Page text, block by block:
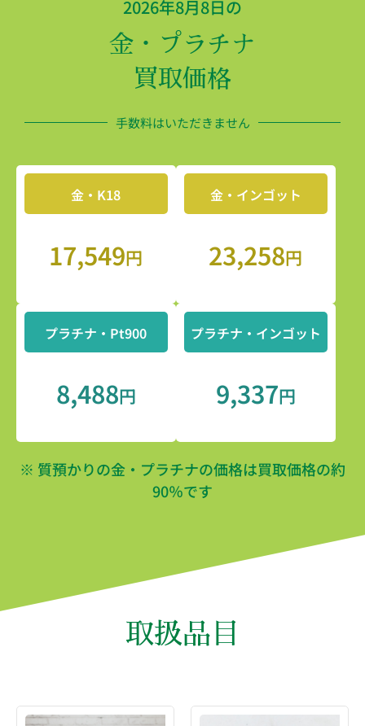
2026年8月8日の
金・プラチナ
買取価格
手数料はいただきません
金・K18
17,549円
金・インゴット
23,258円
プラチナ・Pt900
8,488円
プラチナ・インゴット
9,337円
※ 質預かりの金・プラチナの価格は買取価格の約
90％です
取扱品目